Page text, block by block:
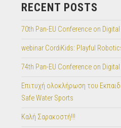
RECENT POSTS
70th Pan-EU Conference on
webinar CordiKids: Playful
74th Pan-EU Conference on
Επιτυχή ολοκλήρωση του
Safe Water Sports
Καλή Σαρακοστή!!!